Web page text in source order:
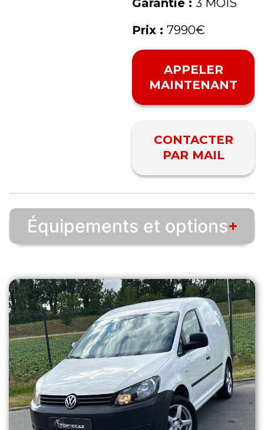
Garantie : 3 MOIS
Prix : 7990€
APPELER
MAINTENANT
CONTACTER
PAR MAIL
Équipements et options